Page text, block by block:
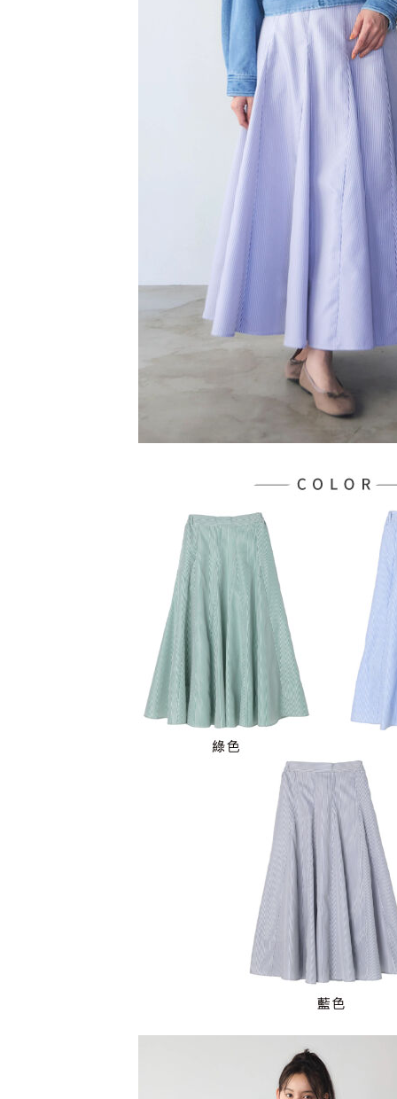
用，由本
3.完整用
付客戶支
【注意事
１．透過
交易，需
求債權轉
２．關於
https://
３．未成
「
任。
４．使用
即時審查
結果請求
５．嚴禁
形，恩沛
每筆
7-11取貨
每筆
7-11純取
每筆
宅配
每筆